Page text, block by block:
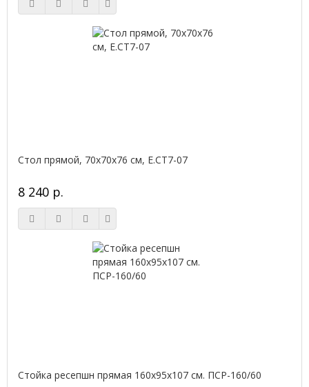
Стол прямой, 70x70x76 см, Е.СТ7-07
8 240 р.
Стойка ресепшн прямая 160х95х107 см. ПСР-160/60